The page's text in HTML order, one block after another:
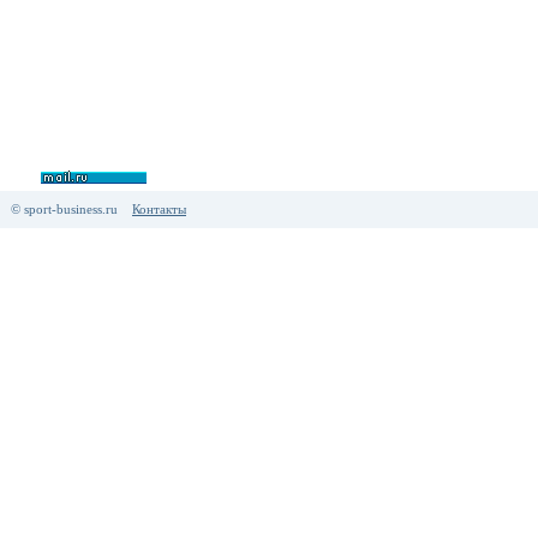
© sport-business.ru Контакты